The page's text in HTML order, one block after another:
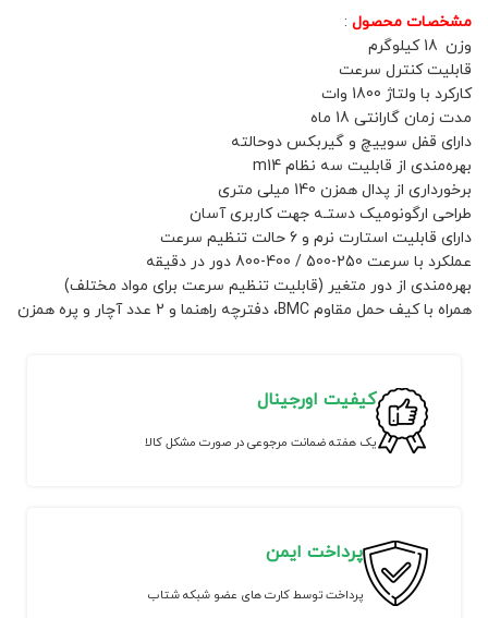
مشخصات محصول :
وزن 18 کیلوگرم
قابلیت کنترل سرعت
کارکرد با ولتاژ 1800 وات
مدت زمان گارانتی 18 ماه
دارای قفل سوییچ و گیربکس دوحالته
بهره‌مندی از قابلیت سه نظام m14
برخورداری از پدال همزن 140 میلی متری
طراحی ارگونومیک دستـه جهت کاربری آسان
دارای قابلیت استارت نرم و 6 حالت تنظیم سرعت
عملکرد با سرعت 250-500 / 400-800 دور در دقیقه
بهره‌مندی از دور متغیر (قابلیت تنظیم سرعت برای مواد مختلف)
همراه با کیف حمل مقاوم BMC، دفترچه راهنما و 2 عدد آچار و پره همزن
کیفیت اورجینال
یک هفته ضمانت مرجوعی در صورت مشکل کالا
پرداخت ایمن
پرداخت توسط کارت های عضو شبکه شتاب